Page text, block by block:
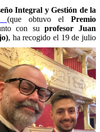
Integral y Gestión de la
(que obtuvo el Premio
con suprofesor Juan
, ha recogido el 19 de julio